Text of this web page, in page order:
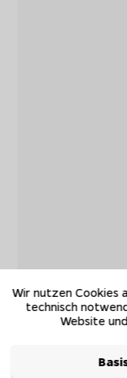
Wir nutzen Cookies
technisch
Website